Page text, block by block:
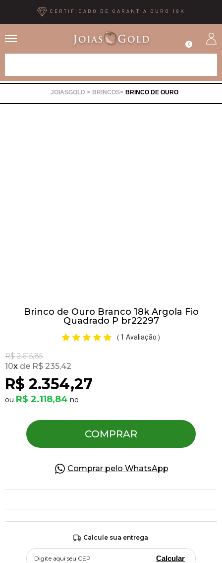
CERTIFICADO DE GARANTIA OURO 18K
0
BRINCOS BRINCO DE OURO
Brinco de Ouro Branco 18k Argola Fio
Quadrado P br22297
( 1 Avaliação )
R$ 2.615,85
R$ 2.354,27
10x R$ 235,42
R$ 2.118,84
COMPRAR
Comprar pelo WhatsApp
Calcule sua entrega
Calcular
Pedras Preciosas
OFERTAS